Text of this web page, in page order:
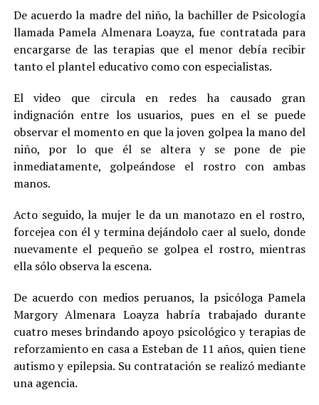
De acuerdo la madre del niño, la bachiller de Psicología
llamada Pamela Almenara Loayza, fue contratada para
encargarse de las terapias que el menor debía recibir
tanto el plantel educativo como con especialistas.
El video que circula en redes ha causado gran
indignación entre los usuarios, pues en el se puede
observar el momento en que la joven golpea la mano del
niño, por lo que él se altera y se pone de pie
inmediatamente, golpeándose el rostro con ambas
manos.
Acto seguido, la mujer le da un manotazo en el rostro,
forcejea con él y termina dejándolo caer al suelo, donde
nuevamente el pequeño se golpea el rostro, mientras
ella sólo observa la escena.
De acuerdo con medios peruanos, la psicóloga Pamela
Margory Almenara Loayza habría trabajado durante
cuatro meses brindando apoyo psicológico y terapias de
reforzamiento en casa a Esteban de 11 años, quien tiene
autismo y epilepsia. Su contratación se realizó mediante
una agencia.